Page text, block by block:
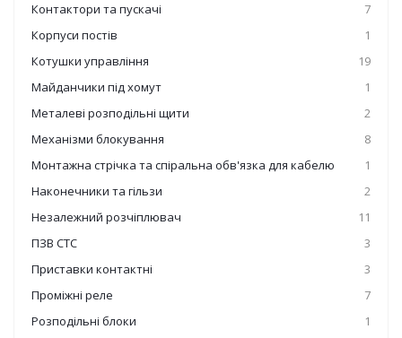
Контактори та пускачі
7
Корпуси постів
1
Котушки управління
19
Майданчики під хомут
1
Металеві розподільні щити
2
Механізми блокування
8
Монтажна стрічка та спіральна обв'язка для кабелю
1
Наконечники та гільзи
2
Незалежний розчіплювач
11
ПЗВ СТС
3
Приставки контактні
3
Проміжні реле
7
Розподільні блоки
1